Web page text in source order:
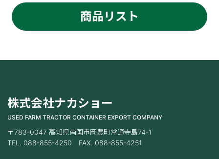
商品リスト
株式会社ナカショー
USED FARM TRACTOR CONTAINER EXPORT COMPANY
〒783-0047 高知県南国市岡豊町常通寺島74-1
TEL. 088-855-4250 FAX. 088-855-4251